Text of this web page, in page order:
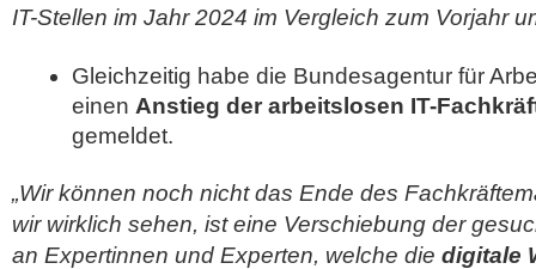
IT-Stellen im Jahr 2024 im Vergleich zum Vorjahr
Gleichzeitig habe die Bundesagentur für
einen Anstieg der arbeitslosen IT-
gemeldet.
„Wir können noch nicht das Ende des
wir wirklich sehen, ist eine Verschiebung der
an Expertinnen und Experten, welche die digitale